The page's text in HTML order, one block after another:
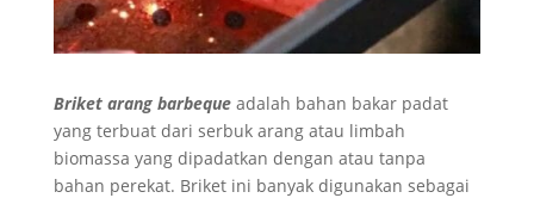
Briket arang barbequeadalah bahan bakar padat
yang terbuat dari serbuk arang atau limbah
biomassa yang dipadatkan dengan atau tanpa
bahan perekat. Briket ini banyak digunakan sebagai